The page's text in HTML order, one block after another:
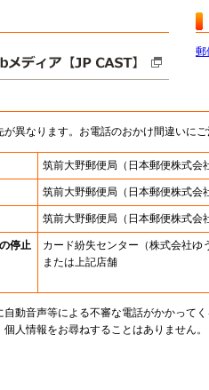
郵
異なります。お電話のおかけ間違いにご
筑前大野郵便局 （日本郵便株式会
筑前大野郵便局 （日本郵便株式会
筑前大野郵便局 （日本郵便株式会
停止 カード紛失センター （株式会社ゆ
または上記店舗
動音声等による不審な電話がかかってく
人情報をお尋ねすることはありません。